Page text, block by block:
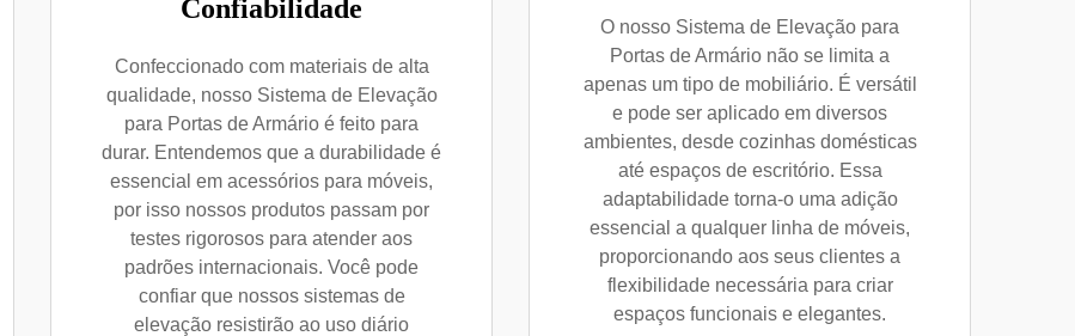
Confiabilidade
Confeccionado com materiais de alta
qualidade, nosso Sistema de Elevação
para Portas de Armário é feito para
durar. Entendemos que a durabilidade é
essencial em acessórios para móveis,
por isso nossos produtos passam por
testes rigorosos para atender aos
padrões internacionais. Você pode
confiar que nossos sistemas de
elevação resistirão ao uso diário
O nosso Sistema de Elevação para
Portas de Armário não se limita a
apenas um tipo de mobiliário. É versátil
e pode ser aplicado em diversos
ambientes, desde cozinhas domésticas
até espaços de escritório. Essa
adaptabilidade torna-o uma adição
essencial a qualquer linha de móveis,
proporcionando aos seus clientes a
flexibilidade necessária para criar
espaços funcionais e elegantes.